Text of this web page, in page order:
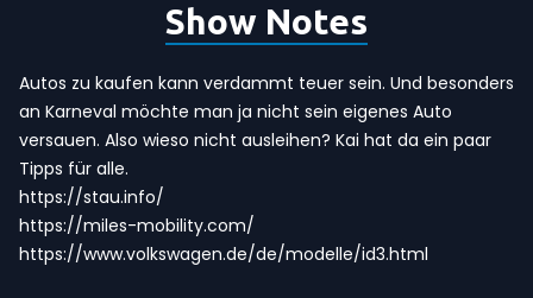
Show Notes
Autos zu kaufen kann verdammt teuer sein. Und besonders
an Karneval möchte man ja nicht sein eigenes Auto
versauen. Also wieso nicht ausleihen? Kai hat da ein paar
Tipps für alle.
https://stau.info/
https://miles-mobility.com/
https://www.volkswagen.de/de/modelle/id3.html